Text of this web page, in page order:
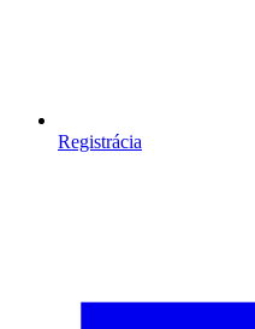
Registrácia